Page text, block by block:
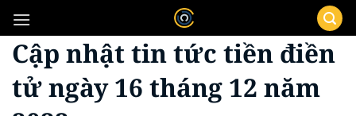
qua
nội
dung
Cập nhật tin tức tiền điền
tử ngày 16 tháng 12 năm